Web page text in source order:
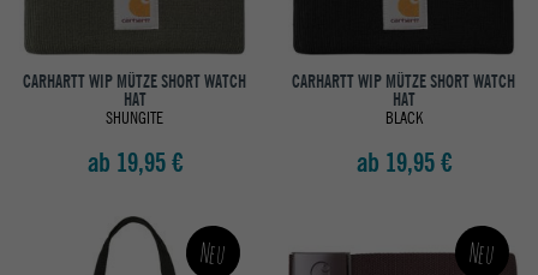
CARHARTT WIP MÜTZE SHORT WATCH
HAT
SHUNGITE
ab 19,95 €
CARHARTT WIP MÜTZE SHORT WATCH
HAT
BLACK
ab 19,95 €
Neu Neu